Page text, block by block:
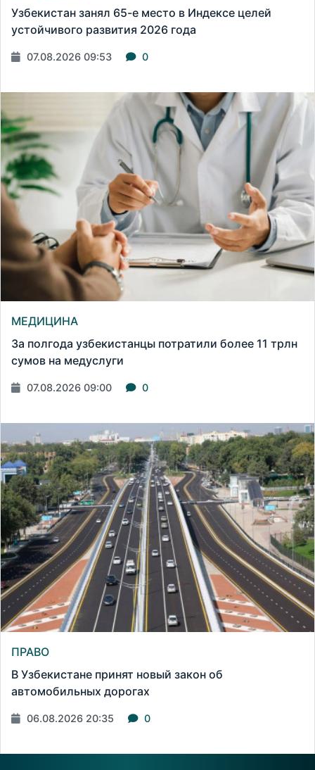
Узбекистан занял 65-е место в Индексе целей
устойчивого развития 2026 года
07.08.2026 09:53 0
МЕДИЦИНА
За полгода узбекистанцы потратили более 11 трлн
сумов на медуслуги
07.08.2026 09:00 0
ПРАВО
В Узбекистане принят новый закон об
автомобильных дорогах
06.08.2026 20:35 0